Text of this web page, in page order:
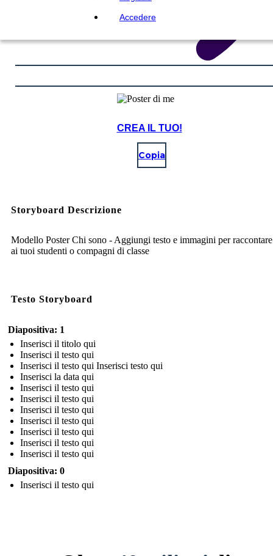
Accedere
CREA IL TUO!
Copia
Storyboard Descrizione
Modello Poster Chi sono - Aggiungi testo e immagini per
ai tuoi studenti o compagni di classe
Testo Storyboard
Diapositiva: 1
Inserisci il titolo qui
Inserisci il testo qui
Inserisci il testo qui Inserisci testo qui
Inserisci la data qui
Inserisci il testo qui
Inserisci il testo qui
Inserisci il testo qui
Inserisci il testo qui
Inserisci il testo qui
Inserisci il testo qui
Inserisci il testo qui
Diapositiva: 0
Inserisci il testo qui